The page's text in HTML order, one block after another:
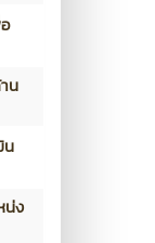
น
น
น่ง